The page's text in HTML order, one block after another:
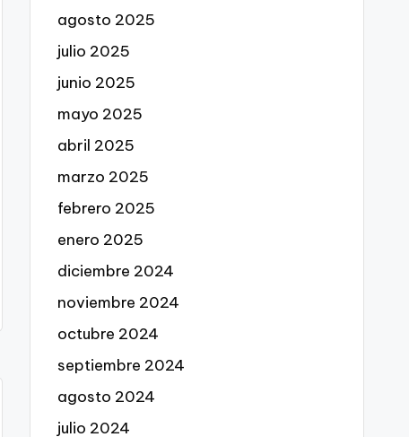
agosto 2025
julio 2025
junio 2025
mayo 2025
abril 2025
marzo 2025
febrero 2025
enero 2025
diciembre 2024
noviembre 2024
octubre 2024
septiembre 2024
agosto 2024
julio 2024